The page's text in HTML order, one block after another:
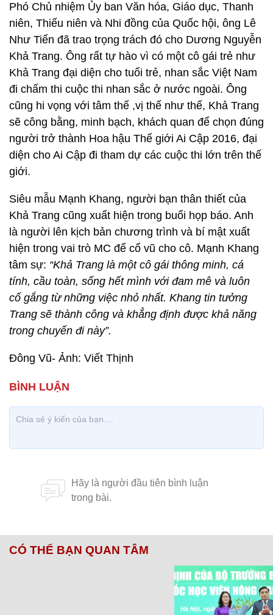
Phó Chủ nhiệm Ủy ban Văn hóa, Giáo dục, Thanh
niên, Thiếu niên và Nhi đồng của Quốc hội, ông Lê
Như Tiến đã trao trọng trách đó cho Dương Nguyễn
Khả Trang. Ông rất tự hào vì có một cô gái trẻ như
Khả Trang đại diện cho tuổi trẻ, nhan sắc Việt Nam
đi chấm thi cuộc thi nhan sắc ở nước ngoài. Ông
cũng hi vọng với tâm thế ,vị thế như thế, Khả Trang
sẽ công bằng, minh bạch, khách quan để chọn đúng
người trở thành Hoa hậu Thế giới Ai Cập 2016, đại
diện cho Ai Cập đi tham dự các cuộc thi lớn trên thế
giới.
Siêu mẫu Mạnh Khang, người bạn thân thiết của
Khả Trang cũng xuất hiện trong buổi họp báo. Anh
là người lên kịch bản chương trình và bí mật xuất
hiện trong vai trò MC để cổ vũ cho cô. Mạnh Khang
tâm sự: “Khả Trang là một cô gái thông minh, cá
tính, cầu toàn, sống hết mình với đam mê và luôn
cố gắng từ những việc nhỏ nhất. Khang tin tưởng
Trang sẽ thành công và khẳng định được khả năng
trong chuyến đi này”.
Đông Vũ- Ảnh: Viết Thịnh
CÓ THỂ BẠN QUAN TÂM